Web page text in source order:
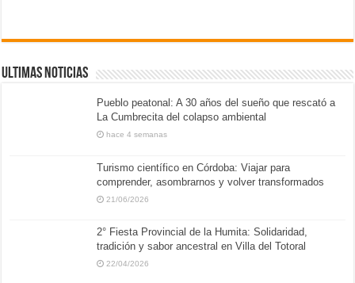
ULTIMAS NOTICIAS
Pueblo peatonal: A 30 años del sueño que rescató a
La Cumbrecita del colapso ambiental
hace 4 semanas
Turismo científico en Córdoba: Viajar para
comprender, asombrarnos y volver transformados
21/06/2026
2° Fiesta Provincial de la Humita: Solidaridad,
tradición y sabor ancestral en Villa del Totoral
22/04/2026